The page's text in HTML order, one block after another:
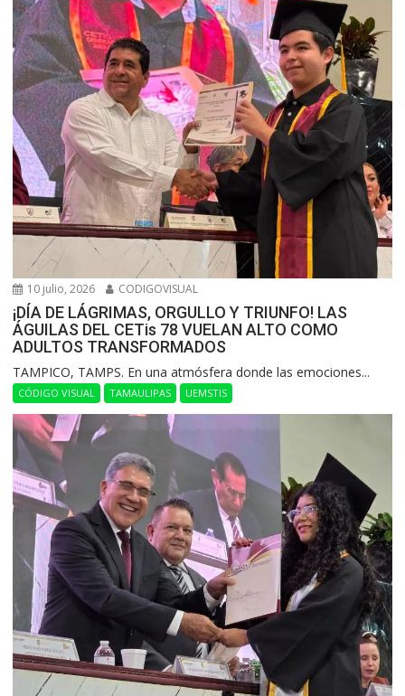
10 julio, 2026 CODIGOVISUAL
¡DÍA DE LÁGRIMAS, ORGULLO Y TRIUNFO! LAS
ÁGUILAS DEL CETis 78 VUELAN ALTO COMO
ADULTOS TRANSFORMADOS
​TAMPICO, TAMPS. En una atmósfera donde las emociones...
CÓDIGO VISUAL TAMAULIPAS UEMSTIS